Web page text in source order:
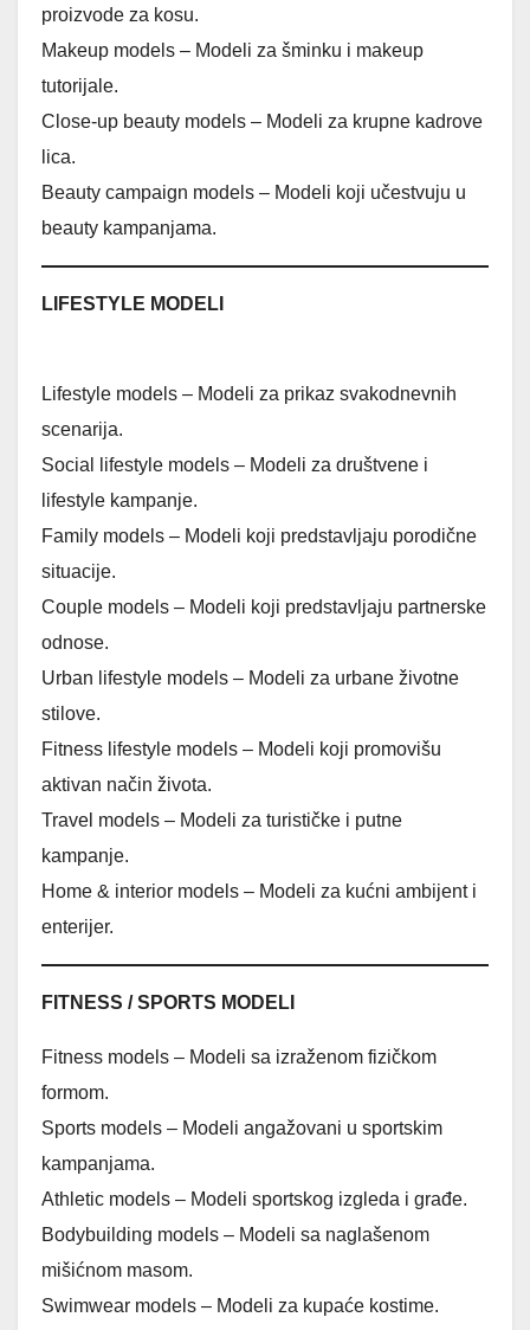
proizvode za kosu.
Makeup models – Modeli za šminku i makeup
tutorijale.
Close-up beauty models – Modeli za krupne kadrove
lica.
Beauty campaign models – Modeli koji učestvuju u
beauty kampanjama.
LIFESTYLE MODELI
Lifestyle models – Modeli za prikaz svakodnevnih
scenarija.
Social lifestyle models – Modeli za društvene i
lifestyle kampanje.
Family models – Modeli koji predstavljaju porodične
situacije.
Couple models – Modeli koji predstavljaju partnerske
odnose.
Urban lifestyle models – Modeli za urbane životne
stilove.
Fitness lifestyle models – Modeli koji promovišu
aktivan način života.
Travel models – Modeli za turističke i putne
kampanje.
Home & interior models – Modeli za kućni ambijent i
enterijer.
FITNESS / SPORTS MODELI
Fitness models – Modeli sa izraženom fizičkom
formom.
Sports models – Modeli angažovani u sportskim
kampanjama.
Athletic models – Modeli sportskog izgleda i građe.
Bodybuilding models – Modeli sa naglašenom
mišićnom masom.
Swimwear models – Modeli za kupaće kostime.